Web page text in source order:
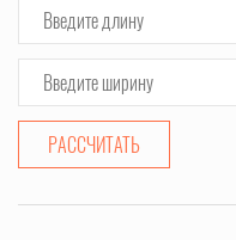
РАССЧИТАТЬ